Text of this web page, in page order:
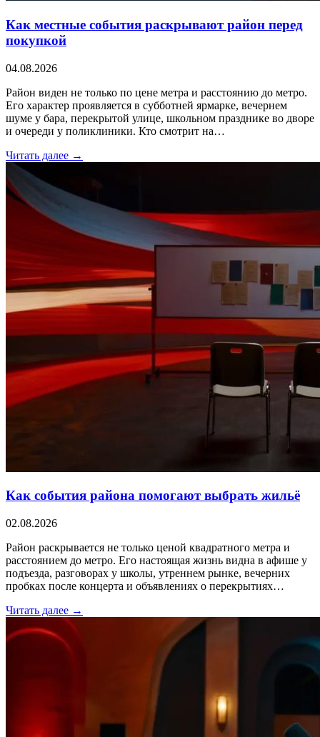
Как местные события раскрывают район перед
покупкой
04.08.2026
Район виден не только по цене метра и расстоянию до метро.
Его характер проявляется в субботней ярмарке, вечернем
шуме у бара, перекрытой улице, школьном празднике во дворе
и очереди у поликлиники. Кто смотрит на…
Читать далее →
Как события района помогают выбрать жильё
02.08.2026
Район раскрывается не только ценой квадратного метра и
расстоянием до метро. Его настоящая жизнь видна в афише у
подъезда, разговорах у школы, утреннем рынке, вечерних
пробках после концерта и объявлениях о перекрытиях…
Читать далее →